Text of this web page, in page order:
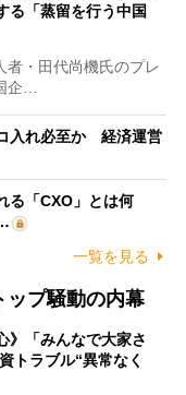
「蒸留を行う中国
・田代尚機氏のプレ
企…
入れ必至か 経済運営
る「CXO」とは何
一覧を見る
ップ騒動の内幕
》「みんなで大家さ
トラブル“異常なく